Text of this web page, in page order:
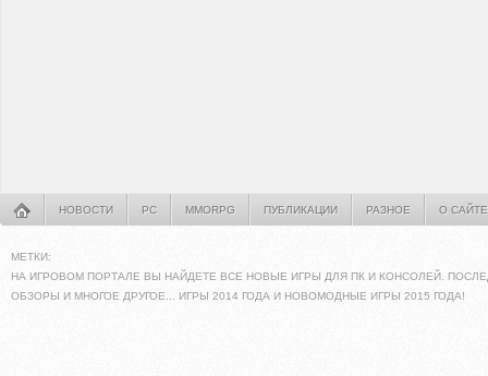
НОВОСТИ PC MMORPG ПУБЛИКАЦИИ РАЗНОЕ О САЙТЕ
МЕТКИ:
НА ИГРОВОМ ПОРТАЛЕ ВЫ НАЙДЕТЕ ВСЕ НОВЫЕ ИГРЫ ДЛЯ ПК И КОНСОЛЕЙ.
ОБЗОРЫ И МНОГОЕ ДРУГОЕ... ИГРЫ 2014 ГОДА И НОВОМОДНЫЕ ИГРЫ 2015 ГОДА!